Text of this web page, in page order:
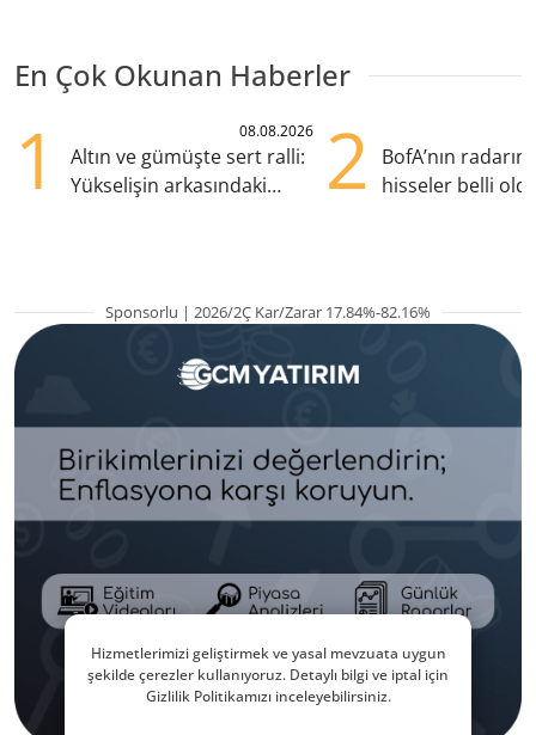
En Çok Okunan Haberler
1 08.08.2026
Altın ve gümüşte sert ralli:
Yükselişin arkasındaki
2
BofA’nın
hisseler belli
Sponsorlu | 2026/2Ç Kar/Zarar 17.84%-82.16%
Hizmetlerimizi geliştirmek ve yasal mevzuata uygun
şekilde çerezler kullanıyoruz. Detaylı bilgi ve iptal için
Gizlilik Politikamızı inceleyebilirsiniz.